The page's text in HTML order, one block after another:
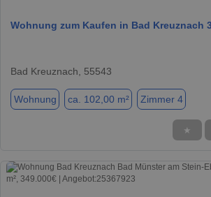
Wohnung zum Kaufen in Bad Kreuznach
Bad Kreuznach, 55543
Wohnung ca. 102,00 m² Zimmer 4
★